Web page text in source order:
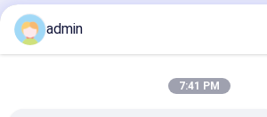
अनुशंसित उत्पाद
admin
7:41 PM